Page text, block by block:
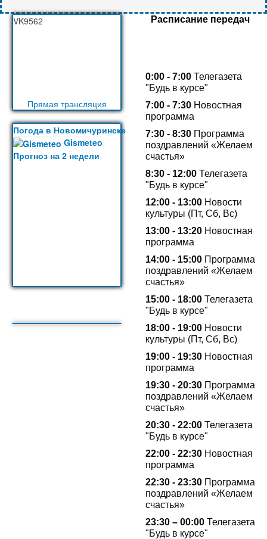
VK9562
Прямая трансляция
Погода в Новомичуринске
Gismeteo
Прогноз на 2 недели
Расписание передач
0:00 - 7:00 Телегазета
"Будь в курсе"
7:00 - 7:30 Новостная
программа
7:30 - 8:30 Программа
поздравлений «Желаем
счастья»
8:30 - 12:00 Телегазета
"Будь в курсе"
12:00 - 13:00 Новости
культуры (Пт, Сб, Вс)
13:00 - 13:20 Новостная
программа
14:00 - 15:00 Программа
поздравлений «Желаем
счастья»
15:00 - 18:00 Телегазета
"Будь в курсе"
18:00 - 19:00 Новости
культуры (Пт, Сб, Вс)
19:00 - 19:30 Новостная
программа
19:30 - 20:30 Программа
поздравлений «Желаем
счастья»
20:30 - 22:00 Телегазета
"Будь в курсе"
22:00 - 22:30 Новостная
программа
22:30 - 23:30 Программа
поздравлений «Желаем
счастья»
23:30 – 00:00 Телегазета
"Будь в курсе"